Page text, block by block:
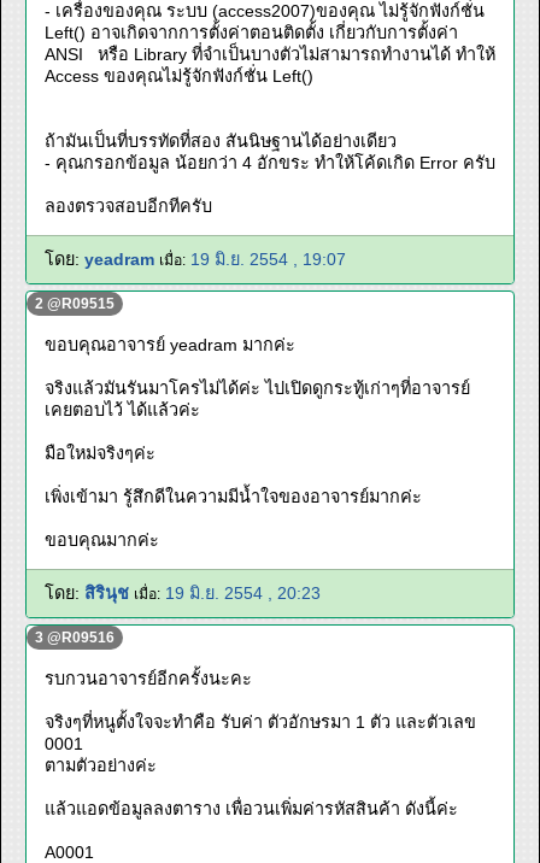
- เครื่องของคุณ ระบบ (access2007)ของคุณ ไม่รู้จักฟังก์ชั่น
Left() อาจเกิดจากการตั้งค่าตอนติดตั้ง เกี่ยวกับการตั้งค่า
ANSI หรือ Library ที่จำเป็นบางตัวไม่สามารถทำงานได้ ทำให้
Access ของคุณไม่รู้จักฟังก์ชั่น Left()
ถ้ามันเป็นที่บรรทัดที่สอง สันนิษฐานได้อย่างเดียว
- คุณกรอกข้อมูล น้อยกว่า 4 อักขระ ทำให้โค้ดเกิด Error ครับ
ลองตรวจสอบอีกทีครับ
โดย: yeadram เมื่อ: 19 มิ.ย. 2554 , 19:07
2 @R09515
ขอบคุณอาจารย์ yeadram มากค่ะ
จริงแล้วมันรันมาโครไม่ได้ค่ะ ไปเปิดดูกระทู้เก่าๆที่อาจารย์
เคยตอบไว้ ได้แล้วค่ะ
มือใหม่จริงๆค่ะ
เพิ่งเข้ามา รู้สึกดีในความมีน้ำใจของอาจารย์มากค่ะ
ขอบคุณมากค่ะ
โดย: สิรินุช เมื่อ: 19 มิ.ย. 2554 , 20:23
3 @R09516
รบกวนอาจารย์อีกครั้งนะคะ
จริงๆที่หนูตั้งใจจะทำคือ รับค่า ตัวอักษรมา 1 ตัว และตัวเลข
0001
ตามตัวอย่างค่ะ
แล้วแอดข้อมูลลงตาราง เพื่อวนเพิ่มค่ารหัสสินค้า ดังนี้ค่ะ
A0001